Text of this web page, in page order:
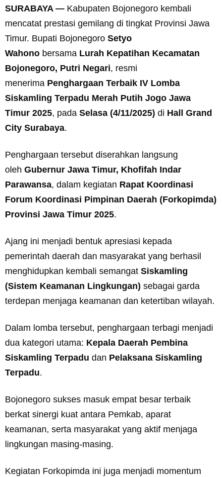
SURABAYA — Kabupaten Bojonegoro kembali
mencatat prestasi gemilang di tingkat Provinsi Jawa
Timur. Bupati Bojonegoro Setyo
Wahono bersama Lurah Kepatihan Kecamatan
Bojonegoro, Putri Negari, resmi
menerima Penghargaan Terbaik IV Lomba
Siskamling Terpadu Merah Putih Jogo Jawa
Timur 2025, pada Selasa (4/11/2025) di Hall Grand
City Surabaya.
Penghargaan tersebut diserahkan langsung
oleh Gubernur Jawa Timur, Khofifah Indar
Parawansa, dalam kegiatan Rapat Koordinasi
Forum Koordinasi Pimpinan Daerah (Forkopimda)
Provinsi Jawa Timur 2025.
Ajang ini menjadi bentuk apresiasi kepada
pemerintah daerah dan masyarakat yang berhasil
menghidupkan kembali semangat Siskamling
(Sistem Keamanan Lingkungan) sebagai garda
terdepan menjaga keamanan dan ketertiban wilayah.
Dalam lomba tersebut, penghargaan terbagi menjadi
dua kategori utama: Kepala Daerah Pembina
Siskamling Terpadu dan Pelaksana Siskamling
Terpadu.
Bojonegoro sukses masuk empat besar terbaik
berkat sinergi kuat antara Pemkab, aparat
keamanan, serta masyarakat yang aktif menjaga
lingkungan masing-masing.
Kegiatan Forkopimda ini juga menjadi momentum